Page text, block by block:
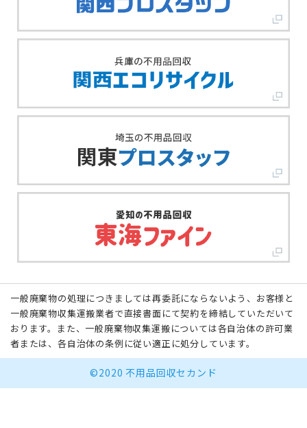
一般廃棄物の処理につきましては再委託にならないよう、お客様と
一般廃棄物収集運搬業者で直接書面にて契約を締結していただいて
おります。また、一般廃棄物収集運搬については各自治体の許可業
者または、各自治体の条例に従い適正に処分しています。
©2020 不用品回収セカンド